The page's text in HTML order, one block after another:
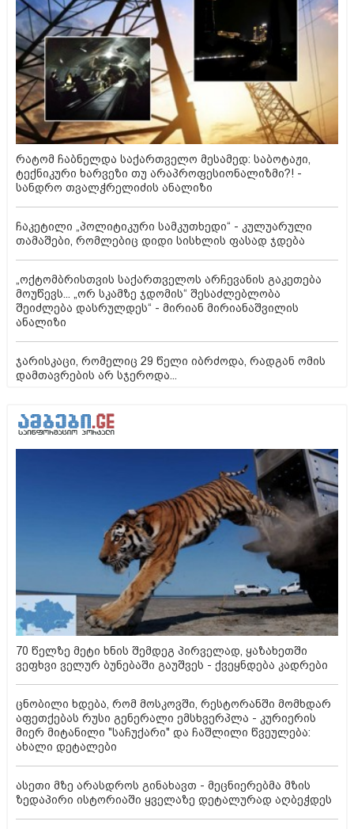
რატომ ჩაბნელდა საქართველო მესამედ: საბოტაჟი,
ტექნიკური ხარვეზი თუ არაპროფესიონალიზმი?! -
სანდრო თვალჭრელიძის ანალიზი
ჩაკეტილი „პოლიტიკური სამკუთხედი“ - კულუარული
თამაშები, რომლებიც დიდი სისხლის ფასად ჯდება
„ოქტომბრისთვის საქართველოს არჩევანის გაკეთება
მოუწევს... „ორ სკამზე ჯდომის“ შესაძლებლობა
შეიძლება დასრულდეს“ - მირიან მირიანაშვილის
ანალიზი
ჯარისკაცი, რომელიც 29 წელი იბრძოდა, რადგან ომის
დამთავრების არ სჯეროდა...
70 წელზე მეტი ხნის შემდეგ პირველად, ყაზახეთში
ვეფხვი ველურ ბუნებაში გაუშვეს - ქვეყნდება კადრები
ცნობილი ხდება, რომ მოსკოვში, რესტორანში მომხდარ
აფეთქებას რუსი გენერალი ემსხვერპლა - კურიერის
მიერ მიტანილი "საჩუქარი" და ჩაშლილი წვეულება:
ახალი დეტალები
ასეთი მზე არასდროს გინახავთ - მეცნიერებმა მზის
ზედაპირი ისტორიაში ყველაზე დეტალურად აღბეჭდეს